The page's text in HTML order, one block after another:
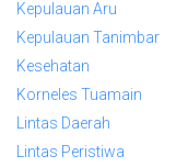
Kepulauan Aru
Kepulauan Tanimbar
Kesehatan
Korneles Tuamain
Lintas Daerah
Lintas Peristiwa